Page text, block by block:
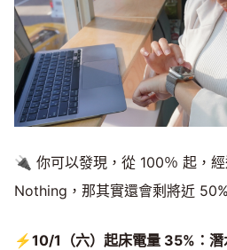
🔌 你可以發現，從 100％ 起，
Nothing，那其實還會剩將近
⚡10/1（六）起床電量 35%：